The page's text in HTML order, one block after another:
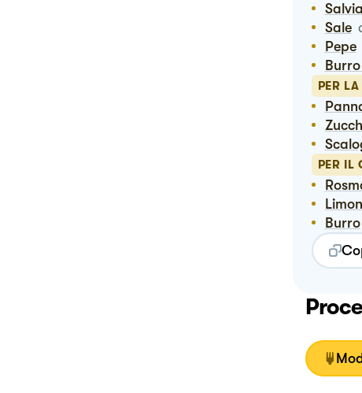
Salvia
Sale
Pepe
PER
PER IL
Burro